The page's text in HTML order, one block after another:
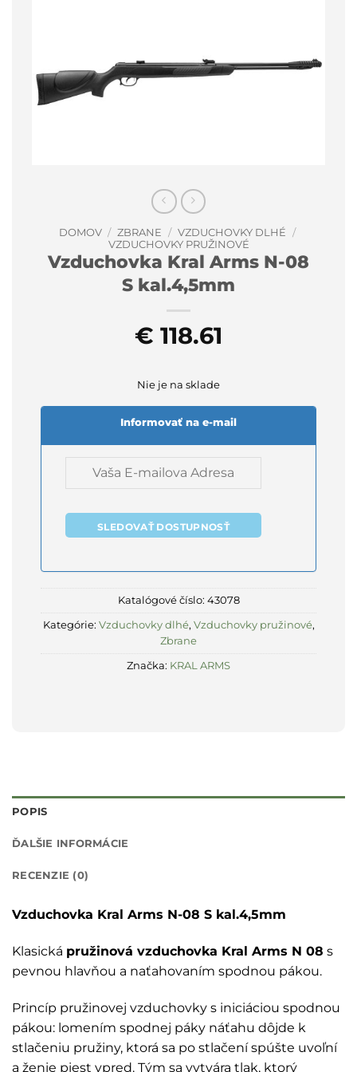
DOMOV / ZBRANE / VZDUCHOVKY DLHÉ /
VZDUCHOVKY PRUŽINOVÉ
Vzduchovka Kral Arms N-08
S kal.4,5mm
€ 118.61
Nie je na sklade
Informovať na e-mail
SLEDOVAŤ DOSTUPNOSŤ
Katalógové číslo: 43078
Kategórie: Vzduchovky dlhé, Vzduchovky pružinové,
Zbrane
Značka: KRAL ARMS
POPIS
ĎALŠIE INFORMÁCIE
RECENZIE (0)
Vzduchovka Kral Arms N-08 S kal.4,5mm
Klasická pružinová vzduchovka Kral Arms N 08 s
pevnou hlavňou a naťahovaním spodnou pákou.
Princíp pružinovej vzduchovky s iniciáciou spodnou
pákou: lomením spodnej páky náťahu dôjde k
stlačeniu pružiny, ktorá sa po stlačení spúšte uvoľní
a ženie piest vpred. Tým sa vytvára tlak, ktorý